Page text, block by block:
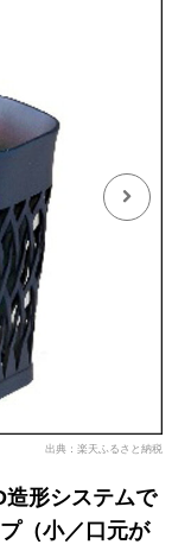
出典：楽天ふるさと納税
造形システムで
（小／口元が